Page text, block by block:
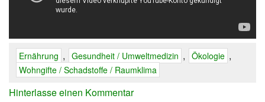
Ernährung , Gesundheit / Umweltmedizin , Ökologie ,
Wohngifte / Schadstoffe / Raumklima
Hinterlasse einen Kommentar